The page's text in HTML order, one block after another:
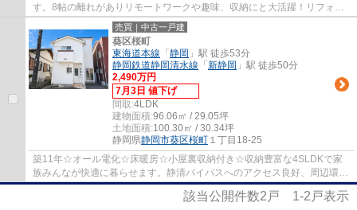
す。8帖の離れがありリモートワークや趣味、収納にと大活躍！リフォー
ム工事もぜひご相談ください！学区：千代田...
売買｜中古一戸建
葵区桜町
東海道本線 「 静岡 」駅 徒歩53分
静岡鉄道静岡清水線 「 新静岡 」駅 徒歩50分
2,490万円
7月3日 値下げ
間取:4LDK
建物面積:96.06㎡ / 29.05坪
土地面積:100.30㎡ / 30.34坪
静岡県静岡市葵区桜町 １丁目18-25
築11年☆オール電化☆床暖房☆小屋裏収納付き☆収納豊富な4SLDKで家
族みんなが快適に暮らせます。静清バイパスへのアクセス良好、周辺環境
も整った住みやすい立地です。
該当公開件数2 戸 1-2 戸表示